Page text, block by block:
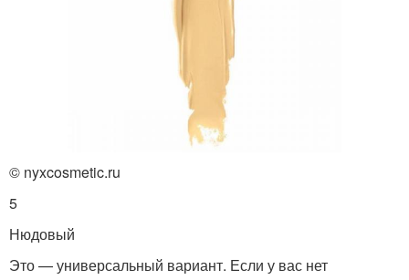
© nyxcosmetic.ru
5
Нюдовый
Это — универсальный вариант. Если у вас нет